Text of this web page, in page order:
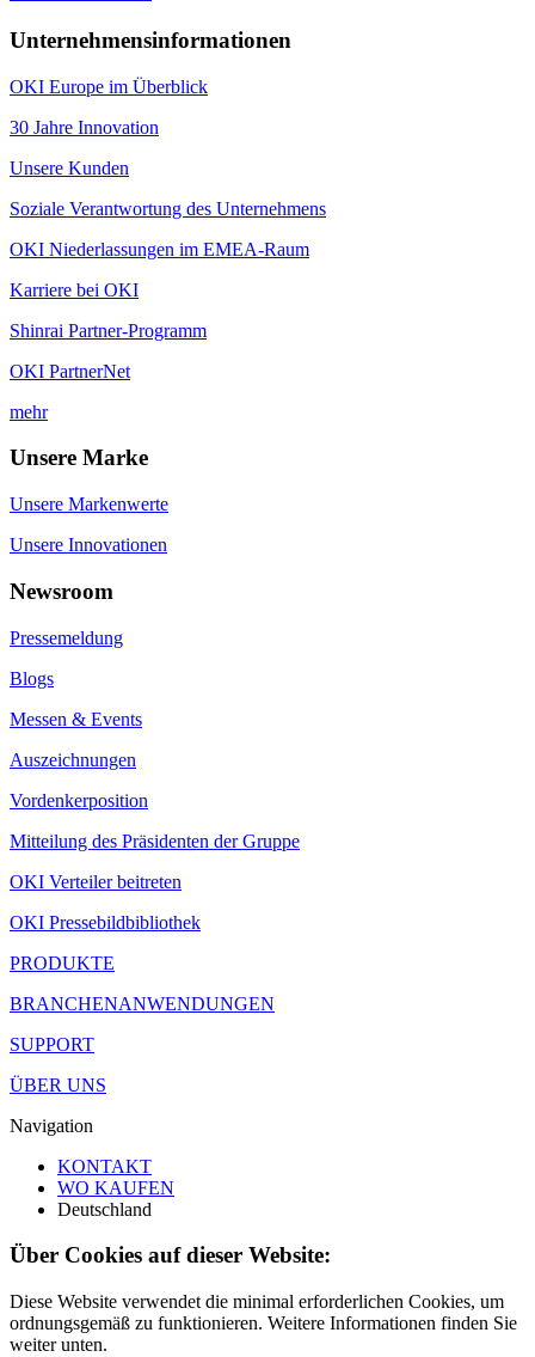
Unternehmensinformationen
OKI Europe im Überblick
30 Jahre Innovation
Unsere Kunden
Soziale Verantwortung des Unternehmens
OKI Niederlassungen im EMEA-Raum
Karriere bei OKI
Shinrai Partner-Programm
OKI PartnerNet
mehr
Unsere Marke
Unsere Markenwerte
Unsere Innovationen
Newsroom
Pressemeldung
Blogs
Messen & Events
Auszeichnungen
Vordenkerposition
Mitteilung des Präsidenten der Gruppe
OKI Verteiler beitreten
OKI Pressebildbibliothek
PRODUKTE
BRANCHENANWENDUNGEN
SUPPORT
ÜBER UNS
Navigation
KONTAKT
WO KAUFEN
Deutschland
Über Cookies auf dieser Website:
Diese Website verwendet die minimal erforderlichen Cookies, um
ordnungsgemäß zu funktionieren. Weitere Informationen finden Sie
weiter unten.